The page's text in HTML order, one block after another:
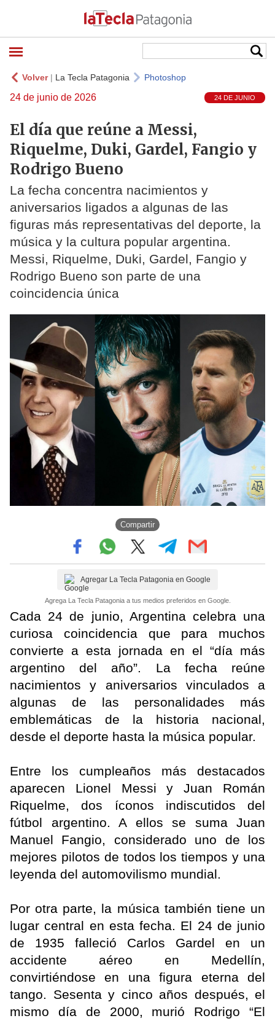
Volver| La Tecla Patagonia Photoshop
24 de junio de 2026 24 DE JUNIO
El día que reúne a Messi,
Riquelme, Duki, Gardel, Fangio y
Rodrigo Bueno
La fecha concentra nacimientos y
aniversarios ligados a algunas de las
figuras más representativas del deporte, la
música y la cultura popular argentina.
Messi, Riquelme, Duki, Gardel, Fangio y
Rodrigo Bueno son parte de una
coincidencia única
Compartir
Agregar La Tecla Patagonia en Google
Agrega La Tecla Patagonia a tus medios preferidos en Google.
Cada 24 de junio, Argentina celebra una
curiosa coincidencia que para muchos
convierte a esta jornada en el “día más
argentino del año”. La fecha reúne
nacimientos y aniversarios vinculados a
algunas de las personalidades más
emblemáticas de la historia nacional,
desde el deporte hasta la música popular.
Entre los cumpleaños más destacados
aparecen Lionel Messi y Juan Román
Riquelme, dos íconos indiscutidos del
fútbol argentino. A ellos se suma Juan
Manuel Fangio, considerado uno de los
mejores pilotos de todos los tiempos y una
leyenda del automovilismo mundial.
Por otra parte, la música también tiene un
lugar central en esta fecha. El 24 de junio
de 1935 falleció Carlos Gardel en un
accidente aéreo en Medellín,
convirtiéndose en una figura eterna del
tango. Sesenta y cinco años después, el
mismo día de 2000, murió Rodrigo “El